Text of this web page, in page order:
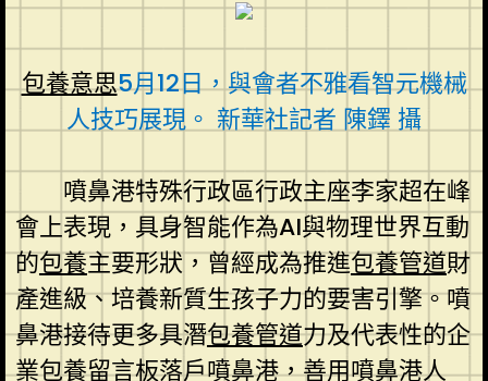
包養意思5月12日，與會者不雅看智元機械
人技巧展現。 新華社記者 陳鐸 攝
噴鼻港特殊行政區行政主座李家超在峰
會上表現，具身智能作為AI與物理世界互動
的包養主要形狀，曾經成為推進包養管道財
產進級、培養新質生孩子力的要害引擎。噴
鼻港接待更多具潛包養管道力及代表性的企
業包養留言板落戶噴鼻港，善用噴鼻港人